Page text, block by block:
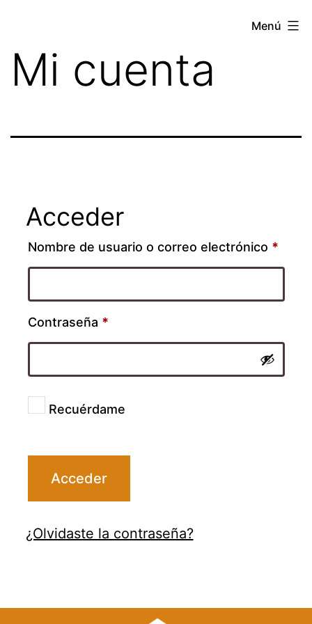
contenido
Menú
Mi cuenta
Acceder
Nombre de usuario o correo electrónico *
Contraseña *Obligatorio
Recuérdame
Acceder
¿Olvidaste la contraseña?